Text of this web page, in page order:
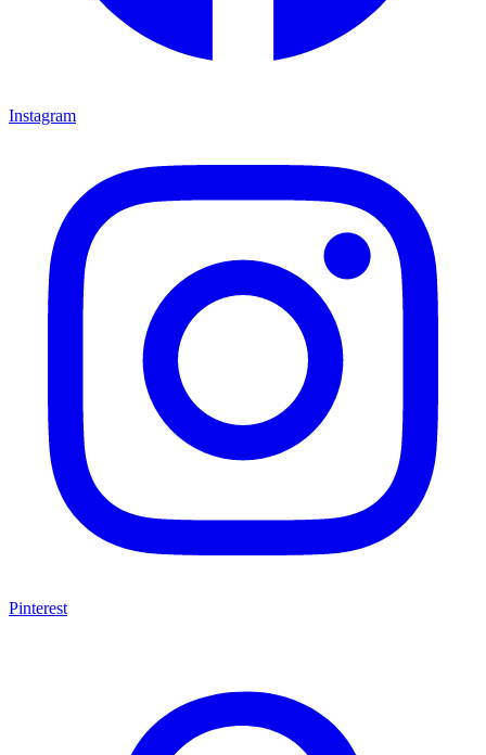
Instagram
Pinterest